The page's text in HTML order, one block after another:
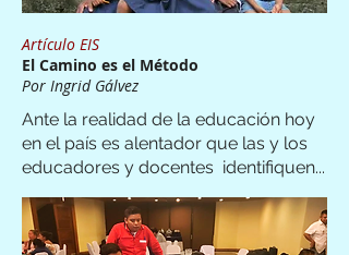
Artículo EIS
El Camino es el Método
Por Ingrid Gálvez
Ante la realidad de la educación hoy
en el país es alentador que las y los
educadores y docentes identifiquen...